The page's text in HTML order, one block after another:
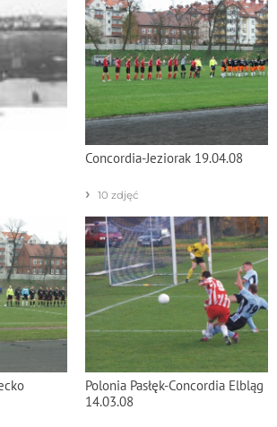
Concordia-Jeziorak 19.04.08
› 10 zdjęć
Polonia Pasłęk-Concordia Elbląg
14.03.08